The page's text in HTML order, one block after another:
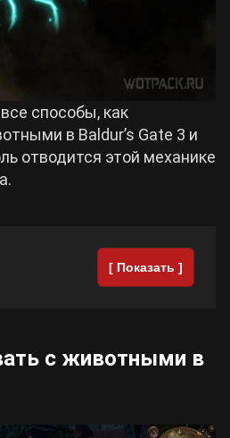
способы, как
в Baldur’s Gate 3 и
отводится этой механике
[ Показать ]
с животными в